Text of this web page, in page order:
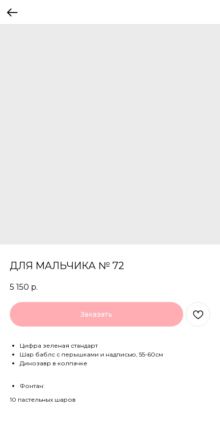
ДЛЯ МАЛЬЧИКА № 72
5 150 р.
Заказать
Цифра зеленая стандарт
Шар баблс с перышками и надписью, 55-60см
Динозавр в колпачке
Фонтан:
10 пастельных шаров